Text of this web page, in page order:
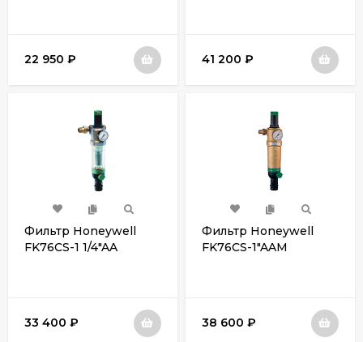
22 950 ₽ 41 200 ₽
Фильтр Honeywell
FK76CS-1 1/4"AA
33 400 ₽
Фильтр Honeywell
FK76CS-1"AAМ
38 600 ₽